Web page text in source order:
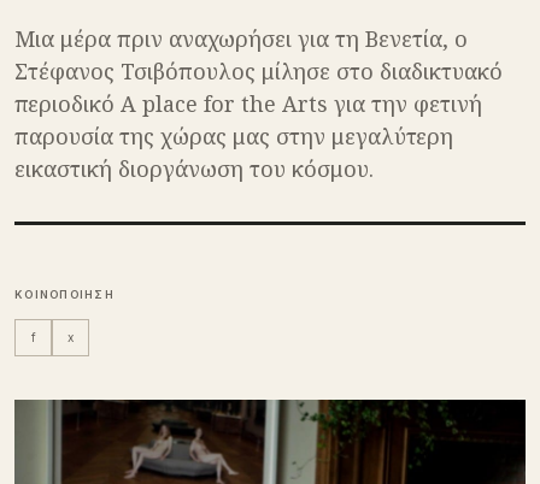
Μια μέρα πριν αναχωρήσει για τη Βενετία, ο
Στέφανος Τσιβόπουλος μίλησε στο διαδικτυακό
περιοδικό A place for the Arts για την φετινή
παρουσία της χώρας μας στην μεγαλύτερη
εικαστική διοργάνωση του κόσμου.
ΚΟΙΝΟΠΟΙΗΣΗ
f x